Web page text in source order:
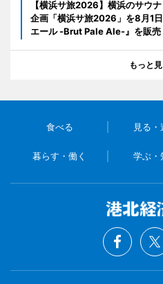
【横浜サ旅2026】横浜のサウ
企画「横浜サ旅2026」を8月1
エール -Brut Pale Ale-』を販売
もっと
食べる 見る・
暮らす・働く 学ぶ・